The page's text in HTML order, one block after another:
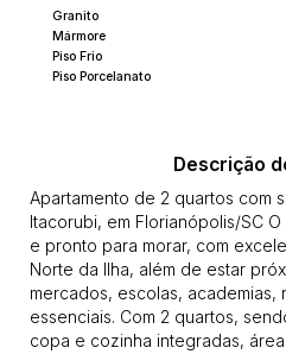
Granito
Mármore
Piso Frio
Piso Porcelanato
Descrição
Apartamento de 2 quartos com
Itacorubi, em Florianópolis/SC
e pronto para morar, com
Norte da Ilha, além de estar
mercados, escolas, academias,
essenciais. Com 2 quartos,
copa e cozinha integradas,